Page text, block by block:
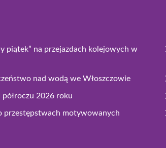
piątek” na przejazdach kolejowych w
nad wodą we Włoszczowie
2026 roku
przestępstwach motywowanych